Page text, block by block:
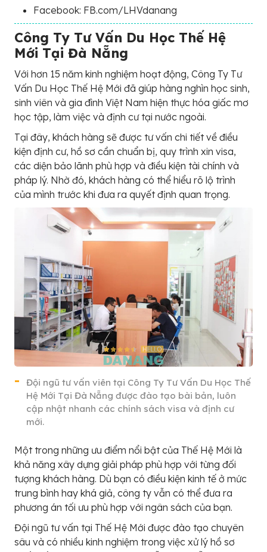
Facebook: FB.com/LHVdanang
Công Ty Tư Vấn Du Học Thế Hệ
Mới Tại Đà Nẵng
Với hơn 15 năm kinh nghiệm hoạt động, Công Ty Tư
Vấn Du Học Thế Hệ Mới đã giúp hàng nghìn học sinh,
sinh viên và gia đình Việt Nam hiện thực hóa giấc mơ
học tập, làm việc và định cư tại nước ngoài.
Tại đây, khách hàng sẽ được tư vấn chi tiết về điều
kiện định cư, hồ sơ cần chuẩn bị, quy trình xin visa,
các diện bảo lãnh phù hợp và điều kiện tài chính và
pháp lý. Nhờ đó, khách hàng có thể hiểu rõ lộ trình
của mình trước khi đưa ra quyết định quan trọng.
Đội ngũ tư vấn viên tại Công Ty Tư Vấn Du Học Thế
Hệ Mới Tại Đà Nẵng được đào tạo bài bản, luôn
cập nhật nhanh các chính sách visa và định cư
mới.
Một trong những ưu điểm nổi bật của Thế Hệ Mới là
khả năng xây dựng giải pháp phù hợp với từng đối
tượng khách hàng. Dù bạn có điều kiện kinh tế ở mức
trung bình hay khá giả, công ty vẫn có thể đưa ra
phương án tối ưu phù hợp với ngân sách của bạn.
Đội ngũ tư vấn tại Thế Hệ Mới được đào tạo chuyên
sâu và có nhiều kinh nghiệm trong việc xử lý hồ sơ